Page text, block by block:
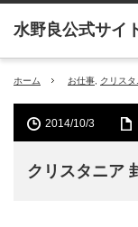
ホーム お仕事 クリスタ
2014/10/3
クリスタニア